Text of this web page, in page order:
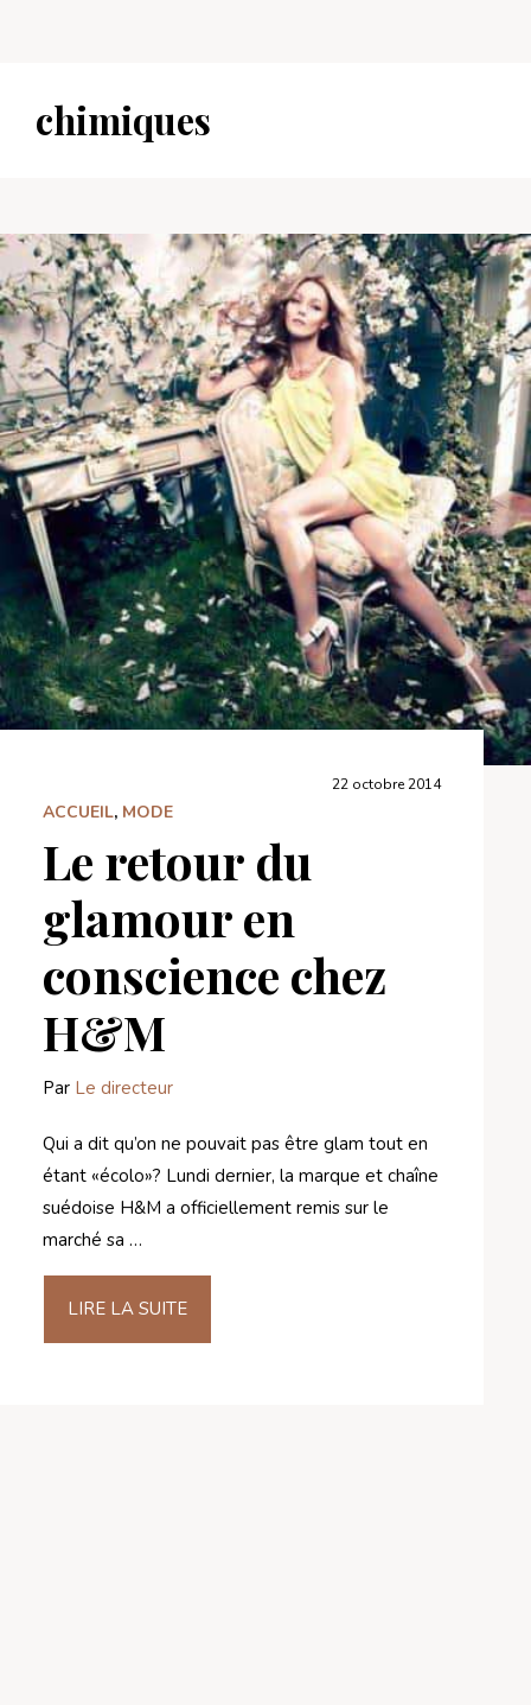
chimiques
22 octobre 2014
ACCUEIL, MODE
Le retour du
glamour en
conscience chez
H&M
Par Le directeur
Qui a dit qu’on ne pouvait pas être glam tout en
étant «écolo»? Lundi dernier, la marque et chaîne
suédoise H&M a officiellement remis sur le
marché sa …
LIRE LA SUITE